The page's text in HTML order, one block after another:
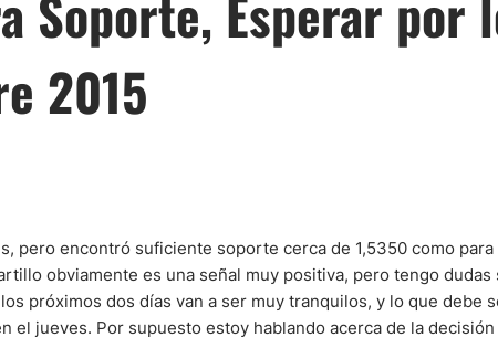
Regulados
Para Scalping
Oro
de Trading Automático
Lista de Mejores Prop
Empresas de Fondeo en
Primas
Análisis Forex
Señales Forex Gratis
2015
pero encontró suficiente soporte cerca de 1,5350 como para
obviamente es una señal muy positiva, pero tengo dudas
próximos dos días van a ser muy tranquilos, y lo que debe
el jueves. Por supuesto estoy hablando acerca de la decisión